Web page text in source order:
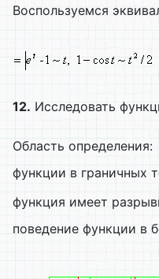
Воспользуемся
12. Исследовать
Область определения:
функции в граничных
функция имеет
поведение функции в